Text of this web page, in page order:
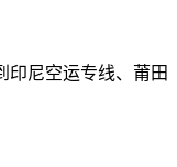
印尼空运专线、莆田